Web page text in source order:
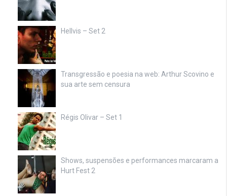
Hellvis – Set 2
Transgressão e poesia na web: Arthur Scovino e
sua arte sem censura
Régis Olivar – Set 1
Shows, suspensões e performances marcaram a
Hurt Fest 2